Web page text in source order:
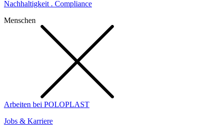
Nachhaltigkeit . Compliance
Menschen
Arbeiten bei POLOPLAST
Jobs & Karriere